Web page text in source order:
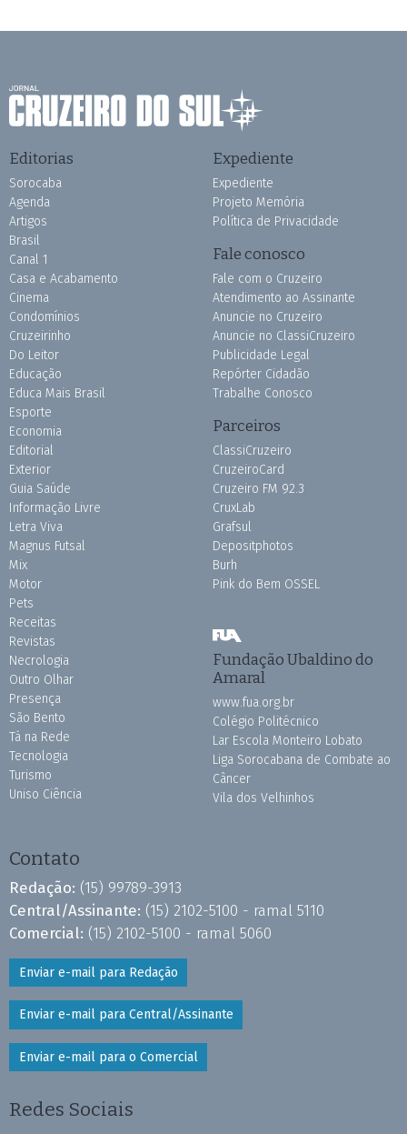
Editorias
Sorocaba
Agenda
Artigos
Brasil
Canal 1
Casa e Acabamento
Cinema
Condomínios
Cruzeirinho
Do Leitor
Educação
Educa Mais Brasil
Esporte
Economia
Editorial
Exterior
Guia Saúde
Informação Livre
Letra Viva
Magnus Futsal
Mix
Motor
Pets
Receitas
Revistas
Necrologia
Outro Olhar
Presença
São Bento
Tá na Rede
Tecnologia
Turismo
Uniso Ciência
Expediente
Expediente
Projeto Memória
Política de Privacidade
Fale conosco
Fale com o Cruzeiro
Atendimento ao Assinante
Anuncie no Cruzeiro
Anuncie no ClassiCruzeiro
Publicidade Legal
Repórter Cidadão
Trabalhe Conosco
Parceiros
ClassiCruzeiro
CruzeiroCard
Cruzeiro FM 92.3
CruxLab
Grafsul
Depositphotos
Burh
Pink do Bem OSSEL
Fundação Ubaldino do
Amaral
www.fua.org.br
Colégio Politécnico
Lar Escola Monteiro Lobato
Liga Sorocabana de Combate ao
Câncer
Vila dos Velhinhos
Contato
Redação: (15) 99789-3913
Central/Assinante: (15) 2102-5100 - ramal 5110
Comercial: (15) 2102-5100 - ramal 5060
Enviar e-mail para Redação
Enviar e-mail para Central/Assinante
Enviar e-mail para o Comercial
Redes Sociais